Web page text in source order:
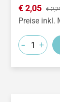
€ 2,05 €
Preise inkl.
- +